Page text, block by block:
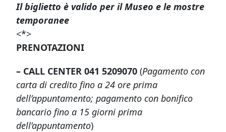
Il biglietto è valido per il Museo e le mostre
temporanee
<*>
PRENOTAZIONI
– CALL CENTER 041 5209070 (Pagamento con
carta di credito fino a 24 ore prima
dell’appuntamento; pagamento con bonifico
bancario fino a 15 giorni prima
dell’appuntamento)